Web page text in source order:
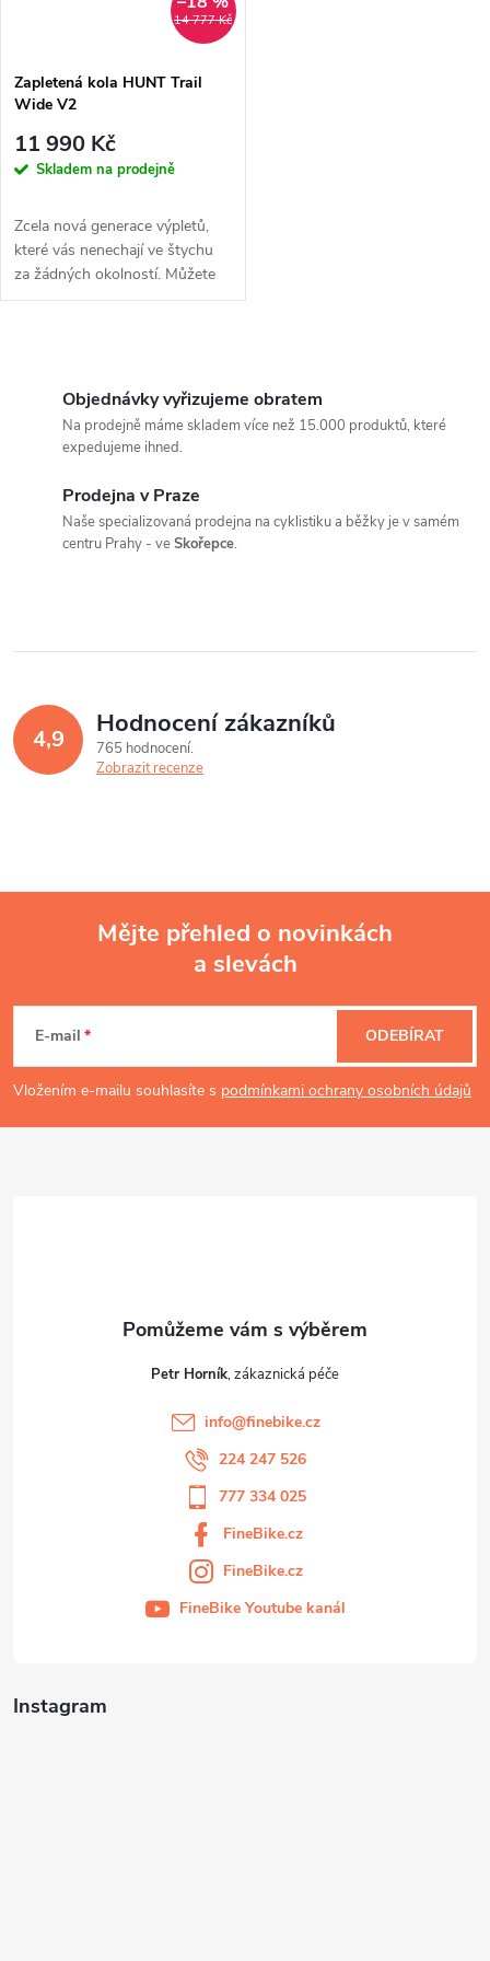
14 777 Kč
Zapletená kola HUNT Trail
Wide V2
11 990 Kč
Skladem na prodejně
Zcela nová generace výpletů,
které vás nenechají ve štychu
za žádných okolností. Můžete
se pustit hlavní lajnou...
p
r
y
p
i
s
Objednávky vyřizujeme obratem
Na prodejně máme skladem více než 15.000 produktů, které
expedujeme ihned.
Prodejna v Praze
Naše specializovaná prodejna na cyklistiku a běžky je v samém
centru Prahy - veSkořepce.
4,9 Hodnocení zákazníků
765 hodnocení
Zobrazit recenze
p
a
Mějte přehled o novinkách
a slevách
E-mail
Vložením e-mailu souhlasíte s podmínkami ochrany osobních údajů
ODEBÍRAT
Instagram
Petr Horník
info@finebike.cz
224 247 526
777 334 025
FineBike.cz
FineBike.cz
FineBike Youtube kanál